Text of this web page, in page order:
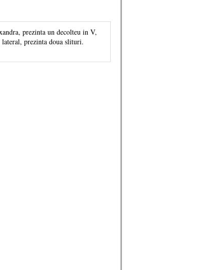
prezinta un decolteu in V,
prezinta doua slituri.